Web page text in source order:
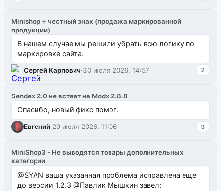
Minishop + честный знак (продажа маркированной
продукции)
В нашем случае мы решили убрать всю логику по
маркировке сайта.
Сергей Карпович·30 июля 2026, 14:57 2
Sendex 2.0 не встает на Modx 2.8.8
Спасибо, новый фикс помог.
Евгений·29 июля 2026, 11:06 3
MiniShop3 - Не выводятся товары дополнительных
категорий
@SYAN ваша указанная проблема исправлена еще
до версии 1.2.3 @Павлик Мышкин завел: